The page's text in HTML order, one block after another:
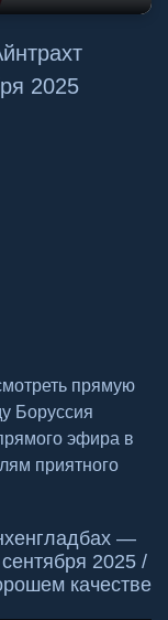
2025
прямую
Боруссия
эфира в
приятного
—
2025 /
качестве